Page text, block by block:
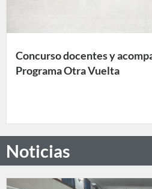
Concurso docentes y
Programa Otra Vuelta
Noticias